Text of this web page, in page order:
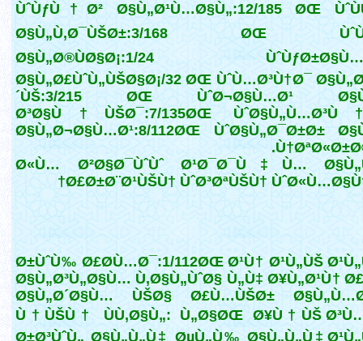
ÙˆÙƒÙ†Ø² Ø§Ù„Ø¹Ù…Ø§Ù„:12/185 ØŒ
Ø§Ù„Ù‚Ø¯ÙŠØ±:3/168 ØŒ
Ø§Ù„Ø®ÙØ§Ø¡:1/24
Ø§Ù„Ø£ÙˆÙ„ÙŠØ§Ø¡/32 ØŒ ÙˆÙ…Ø³Ù†Ø¯
´ÙŠ:3/215 ØŒ ÙˆØ¬Ø§Ù…Ø¹
Ø³Ø§Ù†ÙŠØ¯:7/135ØŒ
Ø§Ù„Ø¬Ø§Ù…Ø¹:8/112ØŒ ÙˆØ§Ù„Ø¯Ø±Ø±
Ø«Ù… Ø²Ø§Ø¯ÙˆÙˆ Ø¹Ø¯Ø¯Ù‡Ù…
Ø£Ø±Ø¨Ø¹ÙŠÙ† ÙˆØ³ØªÙŠÙ†
Ø±ÙˆÙ‰ Ø£Ø­Ù…Ø¯:1/112ØŒ Ø¹Ù† Ø¹Ù„ÙŠ
Ø§Ù„Ø³Ù„Ø§Ù… Ù‚Ø§Ù„ÙˆØ§ Ù„Ù‡ Ø¥Ù„Ø¹Ù†
Ø§Ù„Ø´Ø§Ù… ÙŠØ§ Ø£Ù…ÙŠØ±
Ù†ÙŠÙ† ÙÙ‚Ø§Ù„: Ù„Ø§ØŒ Ø¥Ù†ÙŠ
Ø±Ø³ÙˆÙ„ Ø§Ù„Ù„Ù‡ ØµÙ„Ù‰ Ø§Ù„Ù„Ù‡